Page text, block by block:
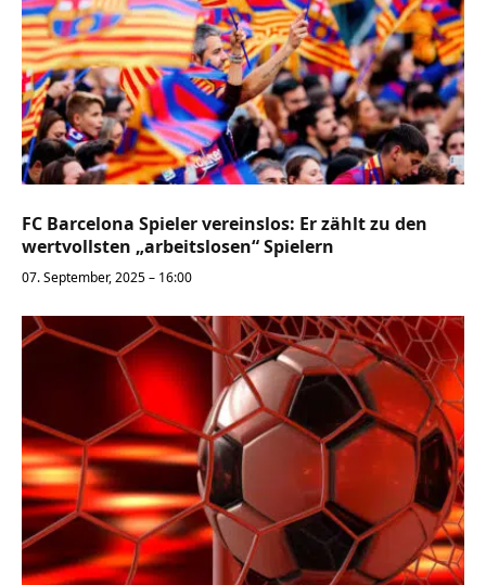
FC Barcelona Spieler vereinslos: Er zählt zu den
wertvollsten „arbeitslosen“ Spielern
07. September, 2025 – 16:00